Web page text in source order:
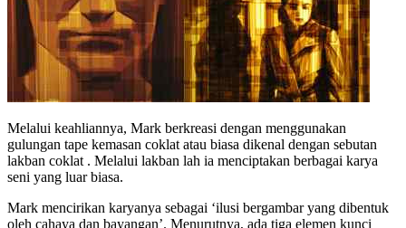
Melalui keahliannya, Mark berkreasi dengan menggunakan
gulungan tape kemasan coklat atau biasa dikenal dengan sebutan
lakban coklat . Melalui lakban lah ia menciptakan berbagai karya
seni yang luar biasa.
Mark mencirikan karyanya sebagai ‘ilusi bergambar yang dibentuk
oleh cahaya dan bayangan’. Menurutnya, ada tiga elemen kunci